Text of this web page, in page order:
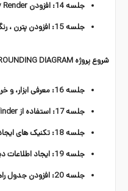
جلسه 14: افزودن Clay Render و پرسوناژ
جلسه 15: افزودن پترن ، رنگ و خروجی استاندارد
شروع پروژه SURROUNDING DIAGRAM
جلسه 16: معرفی ابزار، و خروجی گرفتن
جلسه 17: استفاده از pathfinder و ویرایش پروژه
جلسه 18: تکنیک های ایجاد outerstrok و افزودن سایه
جلسه 19: ایجاد اطلاعات دیاگرام
جلسه 20: افزودن جدول راهنما